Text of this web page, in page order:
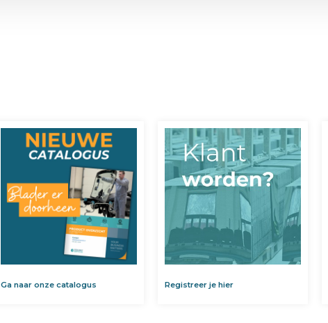
Ga naar onze catalogus Registreer je hier